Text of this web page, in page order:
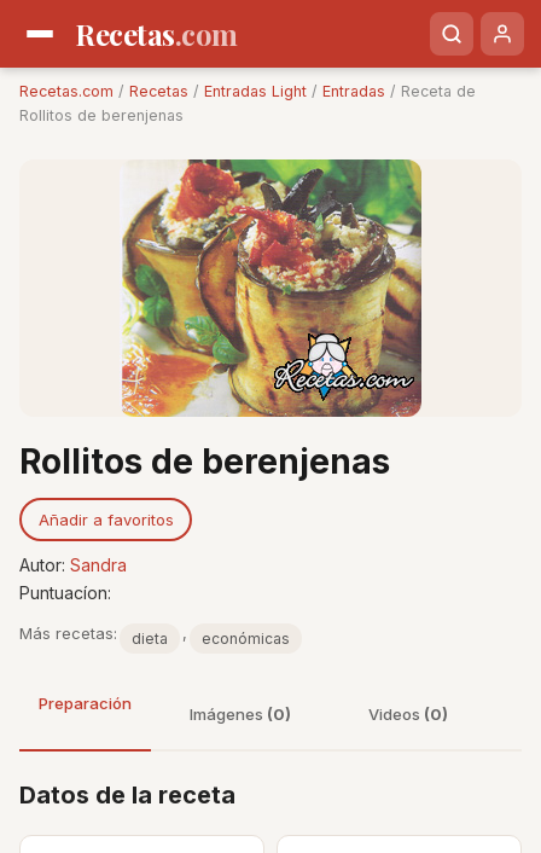
Recetas.com
Recetas.com / Recetas / Entradas Light / Entradas / Receta de
Rollitos de berenjenas
Rollitos de berenjenas
Añadir a favoritos
Autor: Sandra
Puntuacíon:
Más recetas: dieta , económicas
Preparación
Imágenes (0) Videos (0)
Datos de la receta